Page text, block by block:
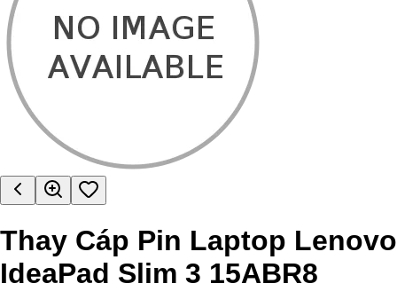
Thay Cáp Pin Laptop Lenovo
IdeaPad Slim 3 15ABR8